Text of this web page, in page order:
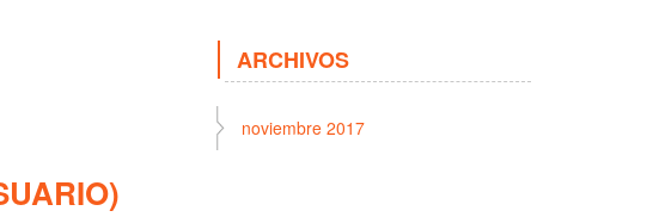
ARCHIVOS
noviembre 2017